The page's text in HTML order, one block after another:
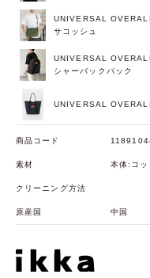
UNIVERSAL
サコッシュ
UNIVERSAL
シャーバックパック
UNIVERSAL
商品コード
素材 本体:コッ
クリーニング方法
原産国 中国